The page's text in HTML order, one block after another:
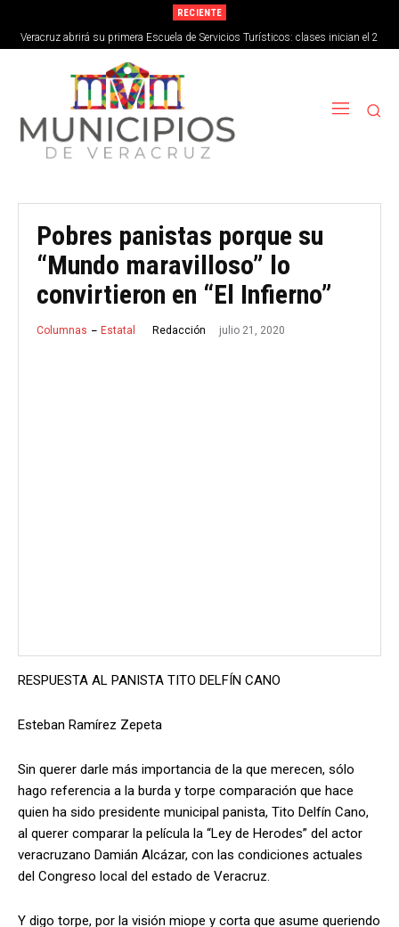
RECIENTE
Veracruz abrirá su primera Escuela de Servicios Turísticos: clases inician el 2
de septiembre
Pobres panistas porque su
“Mundo maravilloso” lo
convirtieron en “El Infierno”
Columnas Estatal Redacción julio 21, 2020
RESPUESTA AL PANISTA TITO DELFÍN CANO
Esteban Ramírez Zepeta
Sin querer darle más importancia de la que merecen, sólo
hago referencia a la burda y torpe comparación que hace
quien ha sido presidente municipal panista, Tito Delfín Cano,
al querer comparar la película la “Ley de Herodes” del actor
veracruzano Damián Alcázar, con las condiciones actuales
del Congreso local del estado de Veracruz.
Y digo torpe, por la visión miope y corta que asume queriendo